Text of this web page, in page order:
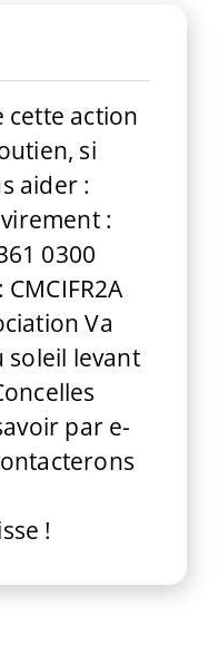
cette action
si
aider :
:
0300
Va
soleil levant
par e-
!